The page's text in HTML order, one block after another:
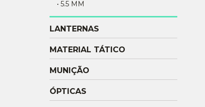
• 5.5 MM
LANTERNAS
MATERIAL TÁTICO
MUNIÇÃO
ÓPTICAS